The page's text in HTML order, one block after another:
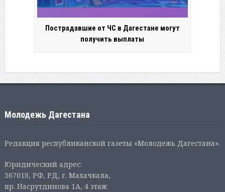
Пострадавшие от ЧС в Дагестане могут
получить выплаты
Молодежь Дагестана
Редакция республиканской газеты «Молодежь Дагестана».
Юридический адрес:
367018, РФ, РД, г. Махачкала,
пр. Насрутдинова 1А, 4 этаж